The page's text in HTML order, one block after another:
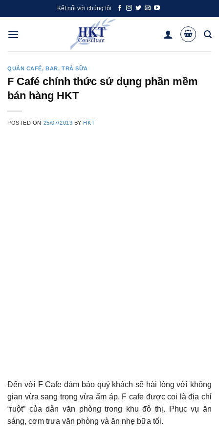
to
content
Kết nối với chúng tôi
QUÁN CAFÉ, BAR, TRÀ SỮA
F Café chính thức sử dụng phần mềm
bán hàng HKT
POSTED ON 25/07/2013 BY HKT
Đến với F Cafe đảm bảo quý khách sẽ hài lòng với không
gian vừa sang trọng vừa ấm áp. F cafe được coi là địa chỉ
“ruột” của dân văn phòng trong khu đô thị. Phục vụ ăn
sáng, cơm trưa văn phòng và ăn nhẹ bữa tối.